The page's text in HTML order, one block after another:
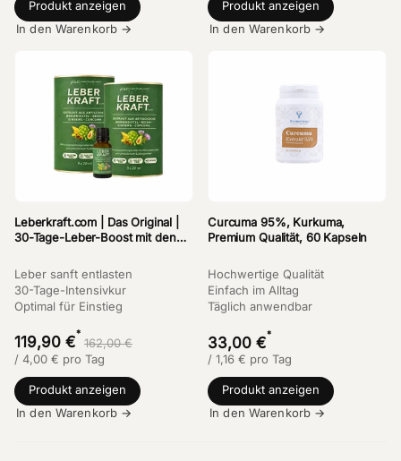
Produkt anzeigen
In den Warenkorb →
Produkt anzeigen
In den Warenkorb →
Leberkraft.com | Das Original |
30-Tage-Leber-Boost mit den
Mariendistel
Leber sanft entlasten
30-Tage-Intensivkur
Optimal für Einstieg
119,90 €*
162,00 €
/ 4,00 € pro Tag
Produkt anzeigen
In den Warenkorb →
Curcuma 95%, Kurkuma,
Premium Qualität, 60 Kapseln
Hochwertige Qualität
Einfach im Alltag
Täglich anwendbar
33,00 €*
/ 1,16 € pro Tag
Produkt anzeigen
In den Warenkorb →